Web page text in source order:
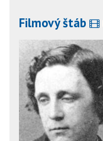
Filmový štáb